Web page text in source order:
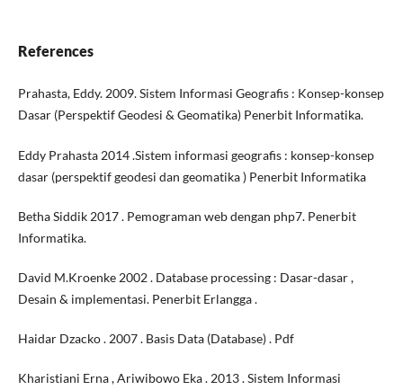
References
Prahasta, Eddy. 2009. Sistem Informasi Geografis : Konsep-konsep
Dasar (Perspektif Geodesi & Geomatika) Penerbit Informatika.
Eddy Prahasta 2014 .Sistem informasi geografis : konsep-konsep
dasar (perspektif geodesi dan geomatika ) Penerbit Informatika
Betha Siddik 2017 . Pemograman web dengan php7. Penerbit
Informatika.
David M.Kroenke 2002 . Database processing : Dasar-dasar ,
Desain & implementasi. Penerbit Erlangga .
Haidar Dzacko . 2007 . Basis Data (Database) . Pdf
Kharistiani Erna , Ariwibowo Eka . 2013 . Sistem Informasi